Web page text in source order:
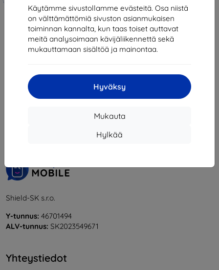
Käytämme sivustollamme evästeitä. Osa niistä
on välttämättömiä sivuston asianmukaisen
toiminnan kannalta, kun taas toiset auttavat
meitä analysoimaan kävijäliikennettä sekä
mukauttamaan sisältöä ja mainontaa.
Hyväksy
Mukauta
Hylkää
21,90 €
19,70 €
Varastossa 4 kpl
yhteensä5.
Shield-SK s.r.o.
Y-tunnus: 46701494
ALV-tunnus: SK2023549671
Yhteystiedot